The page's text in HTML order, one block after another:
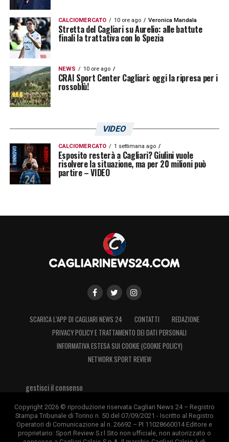
CALCIOMERCATO 10 ore ago Veronica Mandala
Stretta del Cagliari su Aurelio: alle battute
finali la trattativa con lo Spezia
NEWS 10 ore ago
CRAI Sport Center Cagliari: oggi la ripresa per i
rossoblù!
VIDEO
CALCIOMERCATO 1 settimana ago
Esposito resterà a Cagliari? Giulini vuole
risolvere la situazione, ma per 20 milioni può
partire – VIDEO
SCARICA L’APP DI CAGLIARI NEWS 24 CONTATTI
REDAZIONE
PRIVACY POLICY E TRATTAMENTO DEI DATI PERSONALI
INFORMATIVA ESTESA SUI COOKIE (COOKIE POLICY)
NETWORK SPORT REVIEW
gestisci il consenso
Copyright 2026 © riproduzione riservata Cagliari News 24 – Registro
Stampa Tribunale di Torino n. 50 del 07/09/2021 - Iscritto al Registro
Operatori di Comunicazione al n. 26692 – PI 11028660014 Editore e
proprietario: Sport Review S.r.l Sito non ufficiale, non autorizzato o